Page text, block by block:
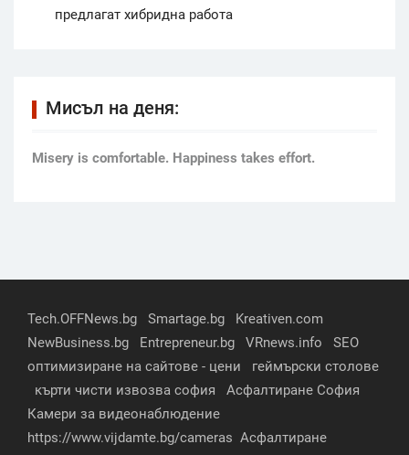
предлагат хибридна работа
Мисъл на деня:
Мisery is comfortable. Happiness takes effort.
Tech.OFFNews.bg Smartage.bg
Kreativen.com
NewBusiness.bg
Entrepreneur.bg VRnews.info
SEO
оптимизиране на сайтове - цени
геймърски столове
кърти чисти извозва софия
Асфалтиране София
Камери за видеонаблюдение
https://www.vijdamte.bg/cameras Асфалтиране